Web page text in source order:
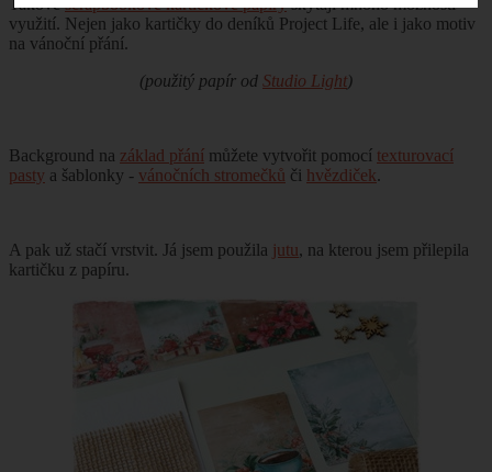
využití. Nejen jako kartičky do deníků Project Life, ale i jako motiv
na vánoční přání.
(použitý papír od Studio Light)
Background na základ přání můžete vytvořit pomocí texturovací
pasty a šablonky - vánočních stromečků či hvězdiček.
A pak už stačí vrstvit. Já jsem použila jutu, na kterou jsem přilepila
kartičku z papíru.